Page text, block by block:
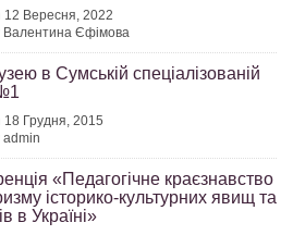
12 Вересня, 2022
Валентина Єфімова
в Сумській спеціалізованій
18 Грудня, 2015
admin
«Педагогічне краєзнавство
історико-культурних явищ та
в Україні»